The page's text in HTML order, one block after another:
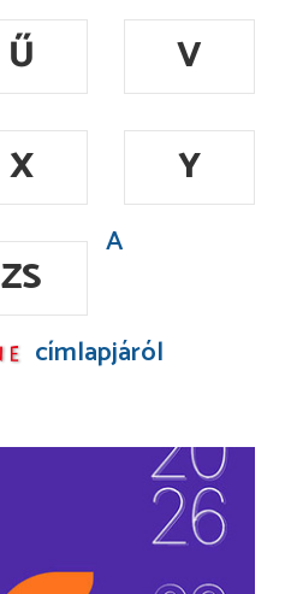
Ű
V
X
Y
ZS
A
címlapjáról